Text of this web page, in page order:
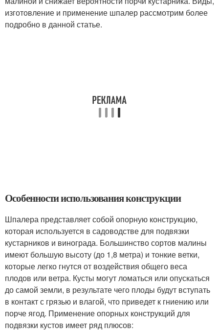
изготовление и применение шпалер рассмотрим более
подробно в данной статье.
Особенности использования конструкции
Шпалера представляет собой опорную конструкцию,
которая используется в садоводстве для подвязки
кустарников и винограда. Большинство сортов малины
имеют большую высоту (до 1,8 метра) и тонкие ветки,
которые легко гнутся от воздействия общего веса
плодов или ветра. Кусты могут ломаться или опускаться
до самой земли, в результате чего плоды будут вступать
в контакт с грязью и влагой, что приведет к гниению или
порче ягод. Применение опорных конструкций для
подвязки кустов имеет ряд плюсов: